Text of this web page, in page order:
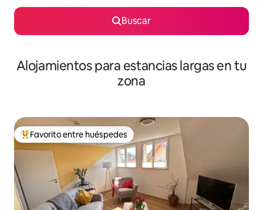
Buscar
Alojamientos para estancias largas en tu
zona
De los mejores en Favorito entre huéspedes
Favorito entre huéspedes